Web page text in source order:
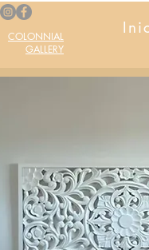
COLONNIAL
GALLERY